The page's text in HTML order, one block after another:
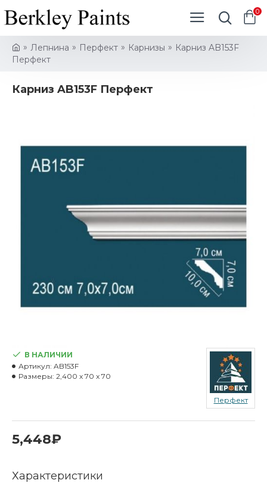
0
Лепнина Перфект Карнизы
Карниз AB153F
Перфект
Карниз AB153F Перфект
5,448₽
В НАЛИЧИИ
Артикул: AB153F
Размеры: 2,400 x 70 x 70
Перфект
Характеристики